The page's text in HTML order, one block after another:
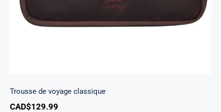
Trousse de voyage classique
CAD$129.99